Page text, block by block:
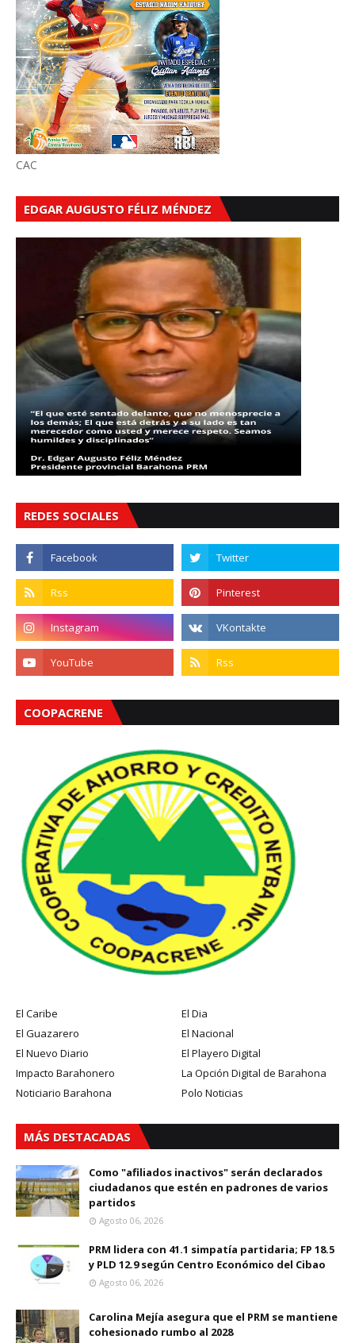
CAC
EDGAR AUGUSTO FÉLIZ MÉNDEZ
REDES SOCIALES
COOPACRENE
El Caribe
El Dia
El Guazarero
El Nacional
El Nuevo Diario
El Playero Digital
Impacto Barahonero
La Opción Digital de Barahona
Noticiario Barahona
Polo Noticias
MÁS DESTACADAS
Como "afiliados inactivos" serán declarados
ciudadanos que estén en padrones de varios
partidos
Agosto 06, 2026
PRM lidera con 41.1 simpatía partidaria; FP 18.5
y PLD 12.9 según Centro Económico del Cibao
Agosto 06, 2026
Carolina Mejía asegura que el PRM se mantiene
cohesionado rumbo al 2028